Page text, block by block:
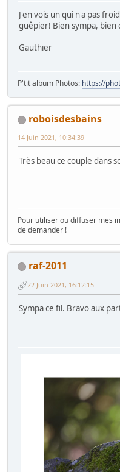
J'en vois un qui n'a pas
guêpier! Bien sympa,
Gauthier
P'tit album Photos: https://
roboisdesbains
14 Juin 2021, 10:34:39
Très beau ce couple dans
Pour utiliser ou diffuser mes
de demander !
raf-2011
22 Juin 2021, 16:12:15
Sympa ce fil. Bravo aux